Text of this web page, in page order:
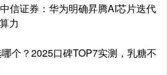
信证券：华为明确昇腾AI芯片迭代
力
个？2025口碑TOP7实测，乳糖不